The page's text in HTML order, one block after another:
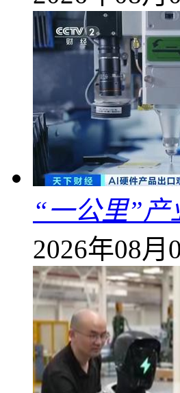
“一公里”
2026年08月